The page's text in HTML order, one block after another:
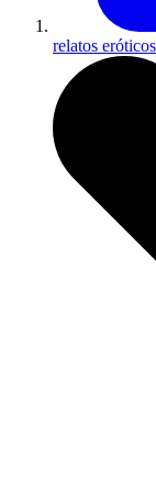
relatos eróticos